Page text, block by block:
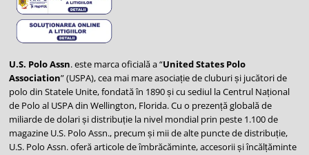
U.S. Polo Assn. este marca oficială a “United States Polo
Association” (USPA), cea mai mare asociație de cluburi și jucători de
polo din Statele Unite, fondată în 1890 și cu sediul la Centrul Național
de Polo al USPA din Wellington, Florida. Cu o prezență globală de
miliarde de dolari și distribuție la nivel mondial prin peste 1.100 de
magazine U.S. Polo Assn., precum și mii de alte puncte de distribuție,
U.S. Polo Assn. oferă articole de îmbrăcăminte, accesorii și încălțăminte